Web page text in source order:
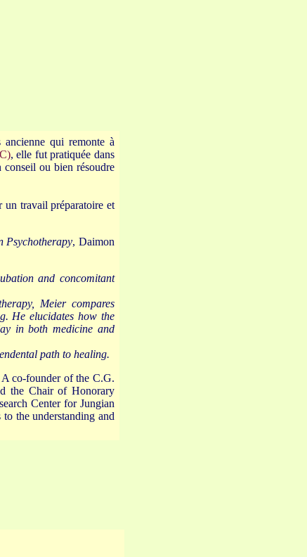
ancienne qui remonte à
, elle fut pratiquée dans
ou bien résoudre
un travail préparatoire et
Psychotherapy, Daimon
and concomitant
Meier compares
He elucidates how the
in both medicine and
path to healing.
co-founder of the C.G.
the Chair of Honorary
Center for Jungian
the understanding and